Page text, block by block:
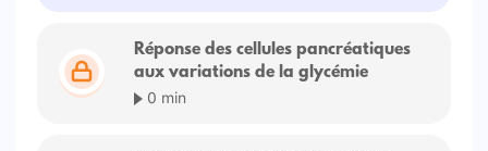
Réponse des cellules pancréatiques
aux variations de la glycémie
0 min